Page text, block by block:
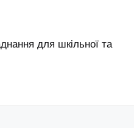
для шкільної та